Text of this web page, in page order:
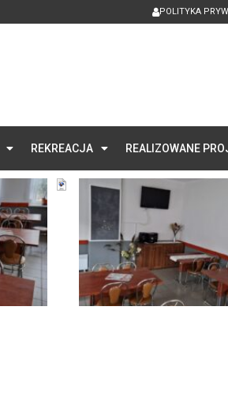
POLITYKA
REKREACJA REALIZOWANE